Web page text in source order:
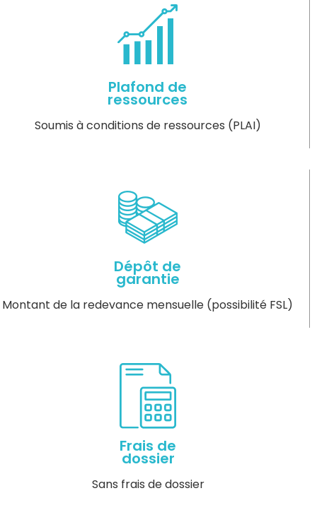
Plafond de
ressources
Soumis à conditions de ressources (PLAI)
Dépôt de
garantie
Montant de la redevance mensuelle (possibilité FSL)
Frais de
dossier
Sans frais de dossier